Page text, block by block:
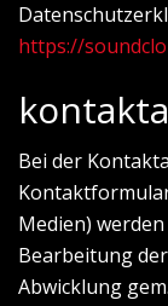
https://
Bei der
Medien)
Bearbeitung
Abwicklung